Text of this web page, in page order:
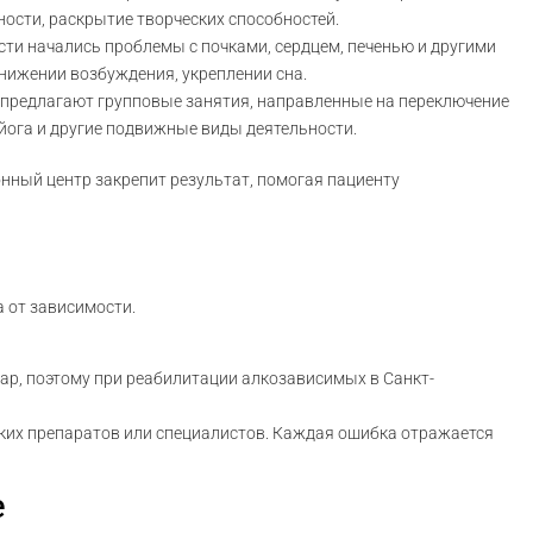
раскрытие творческих способностей.
начались проблемы с почками, сердцем, печенью и другими
возбуждения, укреплении сна.
групповые занятия, направленные на переключение
и другие подвижные виды деятельности.
центр закрепит результат, помогая пациенту
зависимости.
поэтому при реабилитации алкозависимых в Санкт-
препаратов или специалистов. Каждая ошибка отражается